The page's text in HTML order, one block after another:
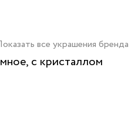
все украшения бренда
с кристаллом